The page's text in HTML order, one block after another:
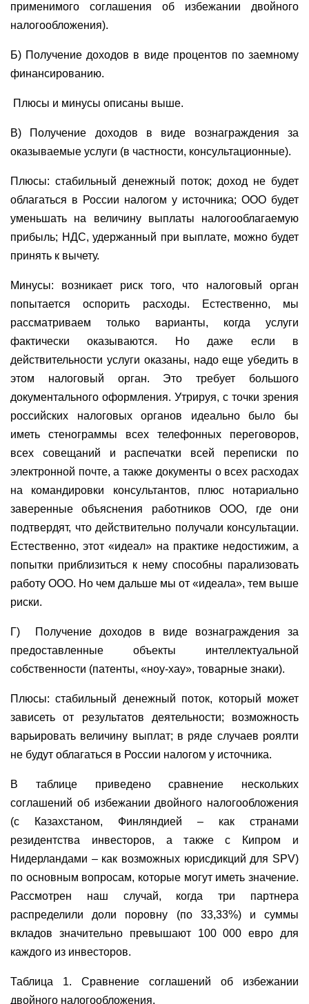
применимого соглашения об избежании двойного
налогообложения).
Б) Получение доходов в виде процентов по заемному
финансированию.
Плюсы и минусы описаны выше.
В) Получение доходов в виде вознаграждения за
оказываемые услуги (в частности, консультационные).
Плюсы: стабильный денежный поток; доход не будет
облагаться в России налогом у источника; ООО будет
уменьшать на величину выплаты налогооблагаемую
прибыль; НДС, удержанный при выплате, можно будет
принять к вычету.
Минусы: возникает риск того, что налоговый орган
попытается оспорить расходы. Естественно, мы
рассматриваем только варианты, когда услуги
фактически оказываются. Но даже если в
действительности услуги оказаны, надо еще убедить в
этом налоговый орган. Это требует большого
документального оформления. Утрируя, с точки зрения
российских налоговых органов идеально было бы
иметь стенограммы всех телефонных переговоров,
всех совещаний и распечатки всей переписки по
электронной почте, а также документы о всех расходах
на командировки консультантов, плюс нотариально
заверенные объяснения работников ООО, где они
подтвердят, что действительно получали консультации.
Естественно, этот «идеал» на практике недостижим, а
попытки приблизиться к нему способны парализовать
работу ООО. Но чем дальше мы от «идеала», тем выше
риски.
Г)
Получение доходов в виде вознаграждения за
предоставленные объекты интеллектуальной
собственности (патенты, «ноу-хау», товарные знаки).
Плюсы: стабильный денежный поток, который может
зависеть от результатов деятельности; возможность
варьировать величину выплат; в ряде случаев роялти
не будут облагаться в России налогом у источника.
В таблице приведено сравнение нескольких
соглашений об избежании двойного налогообложения
(с Казахстаном, Финляндией – как странами
резидентства инвесторов, а также с Кипром и
Нидерландами – как возможных юрисдикций для SPV)
по основным вопросам, которые могут иметь значение.
Рассмотрен наш случай, когда три партнера
распределили доли поровну (по 33,33%) и суммы
вкладов значительно превышают 100 000 евро для
каждого из инвесторов.
Таблица 1. Сравнение соглашений об избежании
двойного налогообложения.